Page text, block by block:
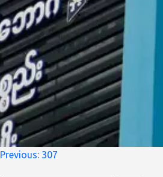
စာမူ
Previous: 307